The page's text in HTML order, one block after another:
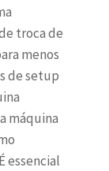
troca de
menos
de setup
máquina
essencial